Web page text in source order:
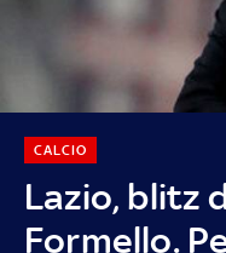
Lazio, blitz
Formello.
CALCIO